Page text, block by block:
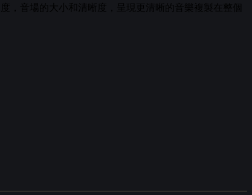
，音場的大小和清晰度，呈現更清晰的音樂複製在整個